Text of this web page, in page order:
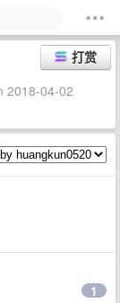
打赏
2018-04-02
1